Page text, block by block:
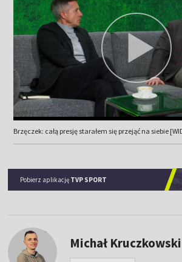
Brzęczek: całą presję starałem się przejąć na siebie
Pobierz aplikację TVP SPORT
Michał Kruczkowski